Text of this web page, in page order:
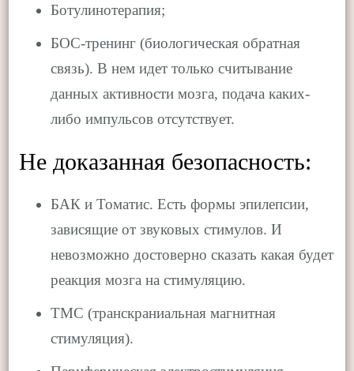
Ботулинотерапия;
БОС-тренинг (биологическая обратная
связь). В нем идет только считывание
данных активности мозга, подача каких-
либо импульсов отсутствует.
Не доказанная безопасность:
БАК и Томатис. Есть формы эпилепсии,
зависящие от звуковых стимулов. И
невозможно достоверно сказать какая будет
реакция мозга на стимуляцию.
ТМС (транскраниальная магнитная
стимуляция).